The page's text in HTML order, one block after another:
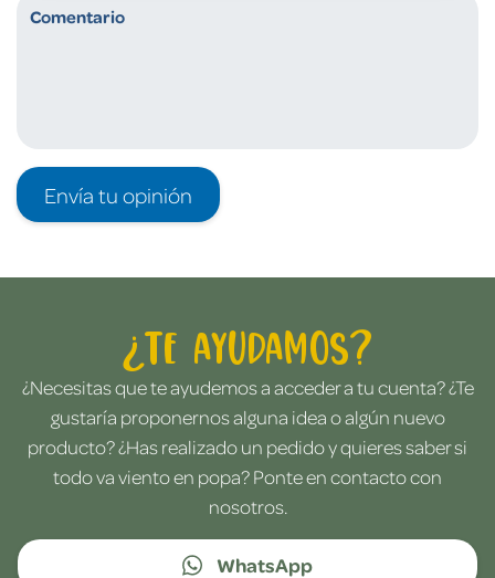
Envía tu opinión
¿Te ayudamos?
¿Necesitas que te ayudemos a acceder a tu cuenta? ¿Te
gustaría proponernos alguna idea o algún nuevo
producto? ¿Has realizado un pedido y quieres saber si
todo va viento en popa? Ponte en contacto con
nosotros.
WhatsApp